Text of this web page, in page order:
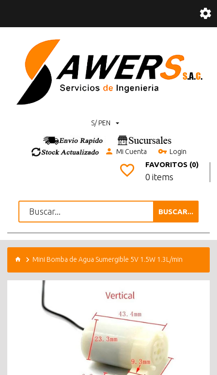
S/ PEN
Mi Cuenta Login
FAVORITOS (0)
0 items
BUSCAR...
Mini Bomba de Agua Sumergible 5V 1.5W 1.3L/min